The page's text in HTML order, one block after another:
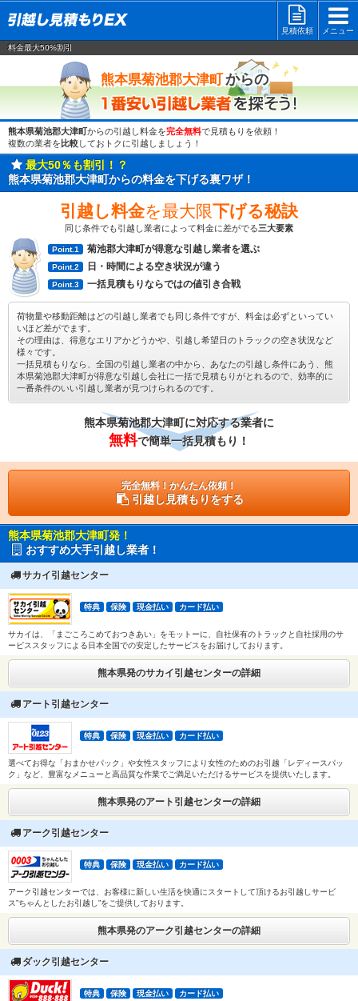
見積依頼
メニュー
料金最大50%割引
熊本県菊池郡大津町からの
熊本県菊池郡大津町からの引越し料金を完全無料で見積もりを依頼！
複数の業者を 比較しておトクに引越しましょう！
最大50％も割引！？
熊本県菊池郡大津町からの料金を下げる裏ワザ！
引越し料金を最大限下げる秘訣
同じ条件でも引越し業者によって料金に差がでる三大要素
Point.1 菊池郡大津町が得意な引越し業者を選ぶ
Point.2 日・時間による空き状況が違う
Point.3 一括見積もりならではの値引き合戦
荷物量や移動距離はどの引越し業者でも同じ条件ですが、料金は必ずといってい
いほど差がでます。
その理由は、得意なエリアかどうかや、引越し希望日のトラックの空き状況など
様々です。
一括見積もりなら、全国の引越し業者の中から、あなたの引越し条件にあう、熊
本県菊池郡大津町が得意な引越し会社に一括で見積もりがとれるので、効率的に
一番条件のいい引越し業者が見つけられるのです。
熊本県菊池郡大津町に対応する業者に
無料で簡単一括見積もり！
完全無料！かんたん依頼！
引越し見積もりをする
熊本県菊池郡大津町発！
おすすめ大手引越し業者！
サカイ引越センター
特典 保険 現金払い カード払い
サカイは、「まごころこめておつきあい」をモットーに、自社保有のトラックと自社採用のサ
ービススタッフによる日本全国での安定したサービスをお届けしております。
熊本県発のサカイ引越センターの詳細
アート引越センター
特典 保険 現金払い カード払い
選べてお得な「おまかせパック」や女性スタッフにより女性のためのお引越「レディースパッ
ク」など、豊富なメニューと高品質な作業でご満足いただけるサービスを提供いたします。
熊本県発のアート引越センターの詳細
アーク引越センター
特典 保険 現金払い カード払い
アーク引越センターでは、お客様に新しい生活を快適にスタートして頂けるお引越しサービ
ス”ちゃんとしたお引越し”をご提供しております。
熊本県発のアーク引越センターの詳細
ダック引越センター
特典 保険 現金払い カード払い